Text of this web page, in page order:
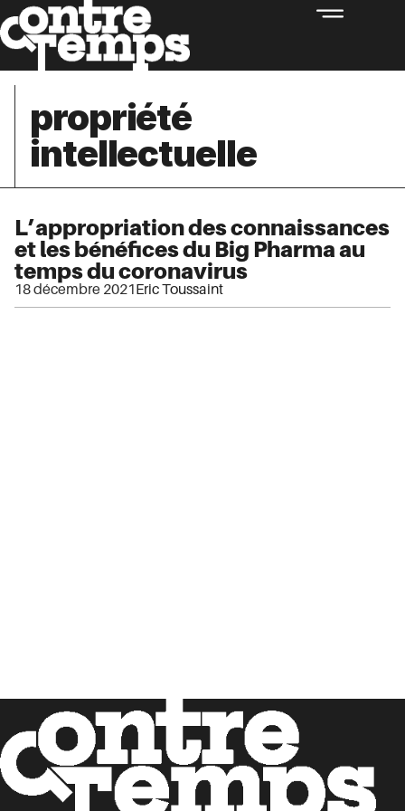
propriété
intellectuelle
L’appropriation des connaissances
et les bénéfices du Big Pharma au
temps du coronavirus
18 décembre 2021Eric Toussaint